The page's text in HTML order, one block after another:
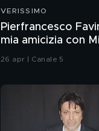
VERISSIMO
Pierfrancesco
mia amicizia con
Hunziker"
26 apr | Canale 5